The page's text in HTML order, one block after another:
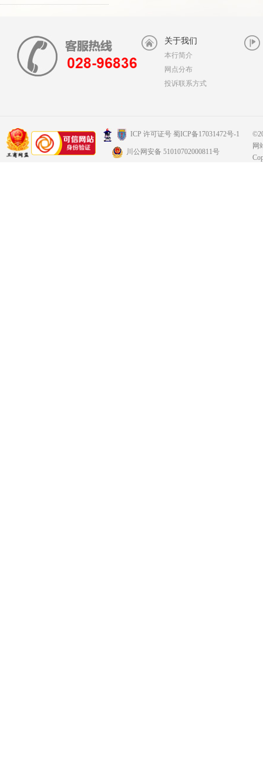
关于我们
本行简介
网点分布
投诉联系方式
ICP 许可证号 蜀ICP备17031472号-1
川公网安备 51010702000811号
网